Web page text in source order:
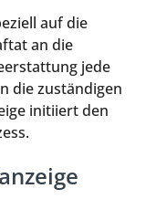
auf die
an die
jede
die zuständigen
initiiert den